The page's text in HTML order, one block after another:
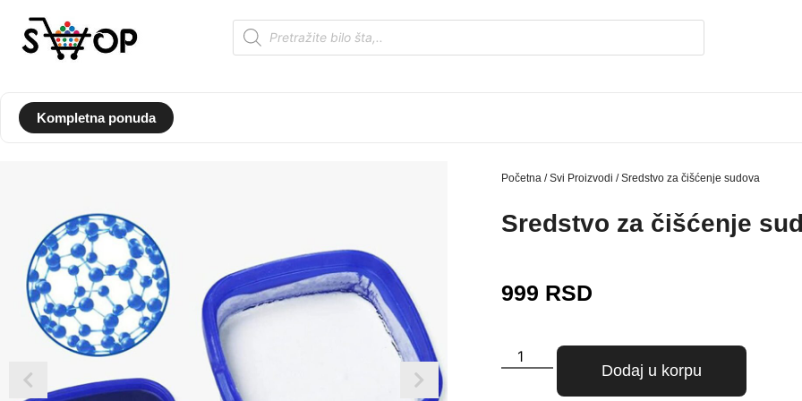
Kompletna ponuda
Početna /Svi Proizvodi / Sredstvo za čišćenje sudova
Sredstvo za čišćenje
999 RSD
Dodaj u korpu